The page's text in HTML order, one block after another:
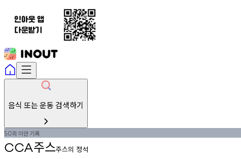
음식 또는 운동 검색하기
50회 미만기록
CCA주스주스의 정석